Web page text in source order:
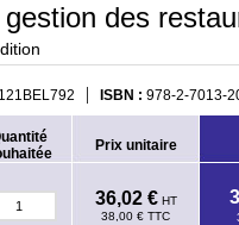
gestion des
121BEL792 ISBN : 978-2-7013-
Prix unitaire
36,02 € HT
38,00 € TTC